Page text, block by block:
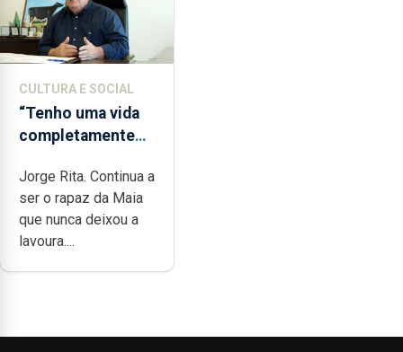
CULTURA E SOCIAL
“Tenho uma vida
completamente
dedicação, gosto
e muita paixão”
Jorge Rita. Continua a
ser o rapaz da Maia
que nunca deixou a
lavoura....